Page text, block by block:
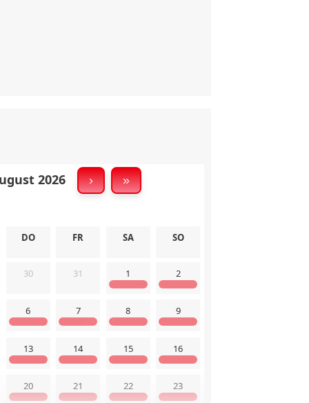
Öffentl. Parkplatz
Reinigungsmittel
2026 › »
DO FR SA SO
30 31 1 2
6 7 8 9
13 14 15 16
20 21 22 23